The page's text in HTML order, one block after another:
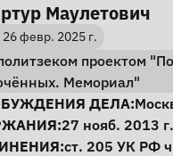
Маулетович
февр. 2025 г.
проектом
Мемориал"
о деле
ДЕЛА:
27 нояб. 2013 г.
ст. 205 УК РФ